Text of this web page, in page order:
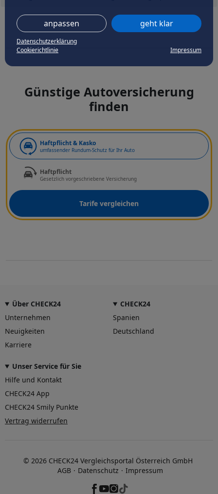
anpassen geht klar
Datenschutzerklärung
Cookierichtlinie
Impressum
Günstige Autoversicherung
finden
Haftpflicht & Kasko
umfassender Rundum-Schutz für Ihr Auto
Haftpflicht
Gesetzlich vorgeschriebene Versicherung
Tarife vergleichen
Über CHECK24
Unternehmen
Neuigkeiten
Karriere
CHECK24
Spanien
Deutschland
Unser Service für Sie
Hilfe und Kontakt
CHECK24 App
CHECK24 Smily Punkte
Vertrag widerrufen
© 2026 CHECK24 Vergleichsportal Österreich GmbH
AGB
Datenschutz Impressum